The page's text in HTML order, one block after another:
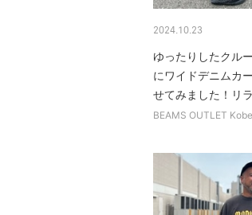
2024.10.23
ゆったりしたクル
にワイドデニムカ
せてみました！リ
BEAMS OUTLET